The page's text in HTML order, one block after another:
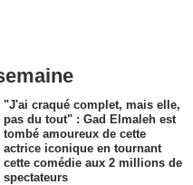
"J'ai craqué complet, mais elle,
pas du tout" : Gad Elmaleh est
tombé amoureux de cette
actrice iconique en tournant
cette comédie aux 2 millions de
spectateurs